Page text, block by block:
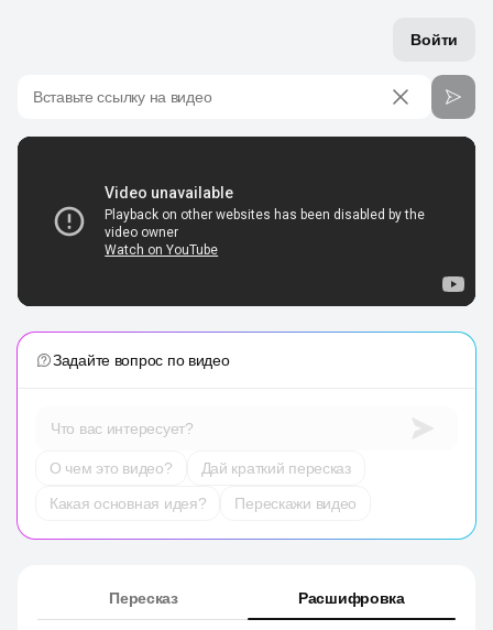
Войти
Вставьте ссылку на видео
Задайте вопрос по видео
Что вас интересует?
О чем это видео?
Дай краткий пересказ
Какая основная идея?
Перескажи видео
Пересказ Расшифровка